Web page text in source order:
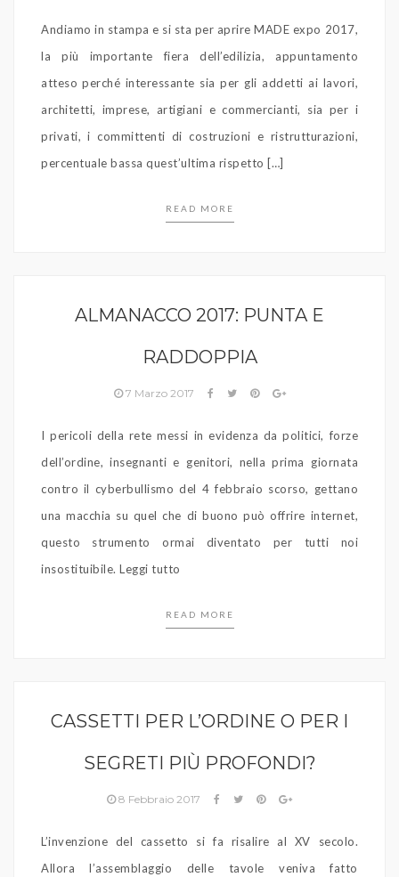
Andiamo in stampa e si sta per aprire MADE expo 2017,
la più importante fiera dell’edilizia, appuntamento
atteso perché interessante sia per gli addetti ai lavori,
architetti, imprese, artigiani e commercianti, sia per i
privati, i committenti di costruzioni e ristrutturazioni,
percentuale bassa quest’ultima rispetto […]
READ MORE
ALMANACCO 2017: PUNTA E
RADDOPPIA
7 Marzo 2017
I pericoli della rete messi in evidenza da politici, forze
dell’ordine, insegnanti e genitori, nella prima giornata
contro il cyberbullismo del 4 febbraio scorso, gettano
una macchia su quel che di buono può offrire internet,
questo strumento ormai diventato per tutti noi
insostituibile. Leggi tutto
READ MORE
CASSETTI PER L’ORDINE O PER I
SEGRETI PIÙ PROFONDI?
8 Febbraio 2017
L’invenzione del cassetto si fa risalire al XV secolo.
Allora l’assemblaggio delle tavole veniva fatto